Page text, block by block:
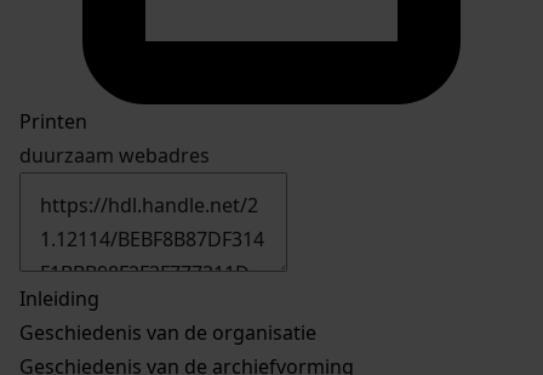
Printen
duurzaam webadres
Inleiding
Geschiedenis van de organisatie
Geschiedenis van de archiefvorming